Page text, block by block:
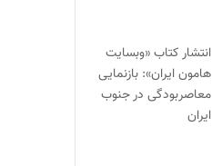
انتشار کتاب «وبسایت
هامون ایران»: بازنمایی
معاصربودگی در جنوب
ایران